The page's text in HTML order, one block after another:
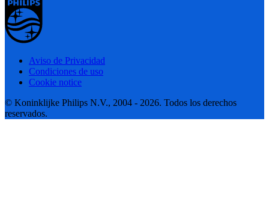
Aviso de Privacidad
Condiciones de uso
Cookie notice
© Koninklijke Philips N.V., 2004 - 2026. Todos los derechos
reservados.